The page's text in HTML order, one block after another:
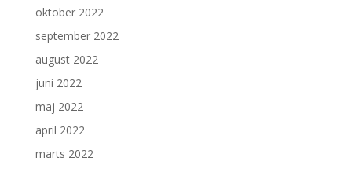
oktober 2022
september 2022
august 2022
juni 2022
maj 2022
april 2022
marts 2022